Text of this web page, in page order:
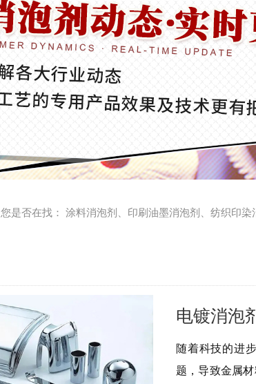
您是否在找： 涂料消泡剂 印刷油墨消泡剂 纺织印染
电镀消泡
随着科技的进
题，导致金属